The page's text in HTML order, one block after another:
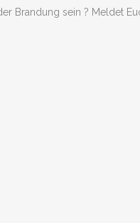
Brandung sein ? Meldet